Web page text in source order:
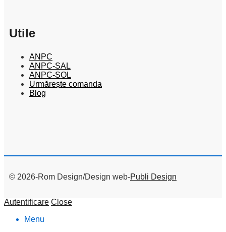
Utile
ANPC
ANPC-SAL
ANPC-SOL
Urmărește comanda
Blog
© 2026-Rom Design/Design web-Publi Design
Autentificare Close
Menu